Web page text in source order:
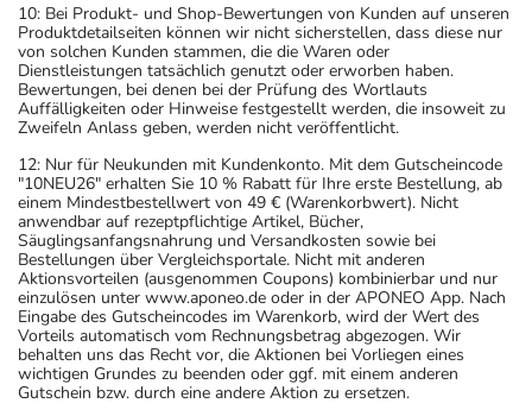
10: Bei Produkt- und Shop-Bewertungen von Kunden auf unseren
Produktdetailseiten können wir nicht sicherstellen, dass diese nur
von solchen Kunden stammen, die die Waren oder
Dienstleistungen tatsächlich genutzt oder erworben haben.
Bewertungen, bei denen bei der Prüfung des Wortlauts
Auffälligkeiten oder Hinweise festgestellt werden, die insoweit zu
Zweifeln Anlass geben, werden nicht veröffentlicht.
12: Nur für Neukunden mit Kundenkonto. Mit dem Gutscheincode
"10NEU26" erhalten Sie 10 % Rabatt für Ihre erste Bestellung, ab
einem Mindestbestellwert von 49 € (Warenkorbwert). Nicht
anwendbar auf rezeptpflichtige Artikel, Bücher,
Säuglingsanfangsnahrung und Versandkosten sowie bei
Bestellungen über Vergleichsportale. Nicht mit anderen
Aktionsvorteilen (ausgenommen Coupons) kombinierbar und nur
einzulösen unter www.aponeo.de oder in der APONEO App. Nach
Eingabe des Gutscheincodes im Warenkorb, wird der Wert des
Vorteils automatisch vom Rechnungsbetrag abgezogen. Wir
behalten uns das Recht vor, die Aktionen bei Vorliegen eines
wichtigen Grundes zu beenden oder ggf. mit einem anderen
Gutschein bzw. durch eine andere Aktion zu ersetzen.